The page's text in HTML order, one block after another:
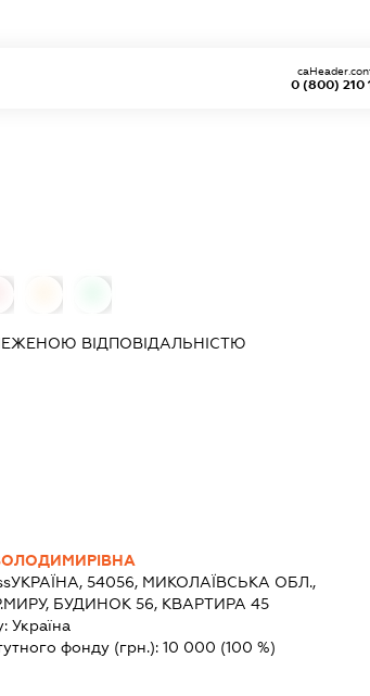
0 (800) 210
ВІДПОВІДАЛЬНІСТЮ
УКРАЇНА, 54056, МИКОЛАЇВСЬКА ОБЛ.,
БУДИНОК 56, КВАРТИРА 45
Україна
фонду (грн.): 10 000 (100 %)